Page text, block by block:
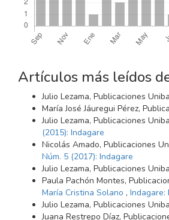
Artículos más leídos
Julio Lezama, Publicaciones
María José Jáuregui Pérez,
Julio Lezama, Publicaciones
(2015): Indagare
Nicolás Amado, Publicaciones
Núm. 5 (2017): Indagare
Julio Lezama, Publicaciones
Paula Pachón Montes,
María Cristina Solano , Indagare:
Julio Lezama, Publicaciones
Juana Restrepo Díaz,